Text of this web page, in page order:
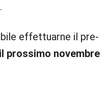
effettuarne il pre-
prossimo novembre